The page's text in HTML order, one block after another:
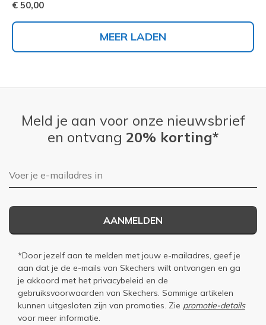
€ 50,00
MEER LADEN
Meld je aan voor onze nieuwsbrief
en ontvang 20% korting*
E-mailadres
AANMELDEN
*Door jezelf aan te melden met jouw e-mailadres, geef je
aan dat je de e-mails van Skechers wilt ontvangen en ga
je akkoord met het privacybeleid en de
gebruiksvoorwaarden van Skechers. Sommige artikelen
kunnen uitgesloten zijn van promoties. Zie promotie-details
voor meer informatie.